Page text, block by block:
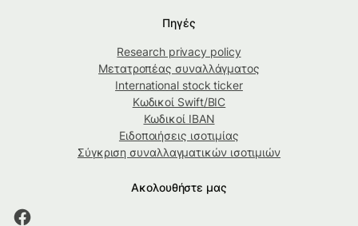
Πηγές
Research privacy policy
Μετατροπέας συναλλάγματος
International stock ticker
Κωδικοί Swift/BIC
Κωδικοί IBAN
Ειδοποιήσεις ισοτιμίας
Σύγκριση συναλλαγματικών ισοτιμιών
Ακολουθήστε μας